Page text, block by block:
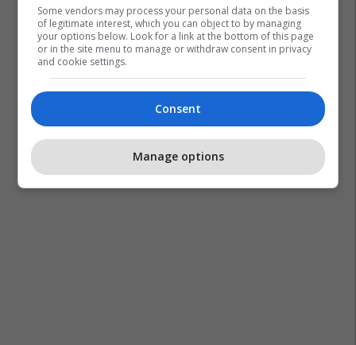
Some vendors may process your personal data on the basis
of legitimate interest, which you can object to by managing
your options below. Look for a link at the bottom of this page
or in the site menu to manage or withdraw consent in privacy
and cookie settings.
Consent
Manage options